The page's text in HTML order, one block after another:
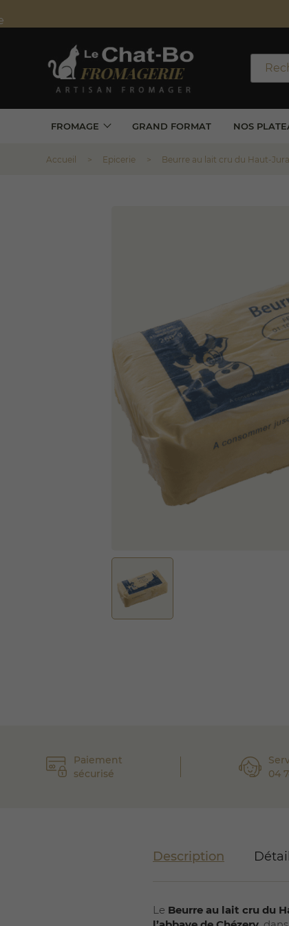
FROMAGE GRAND FORMAT NOS
Accueil Epicerie Beurre au lait cru du Haut-Jura
Paiement
sécurisé
04
Description
Le Beurre au lait cru du